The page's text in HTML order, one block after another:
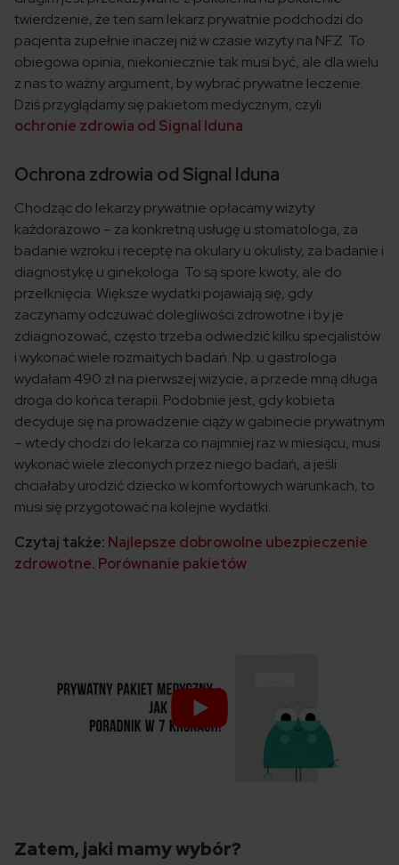
twierdzenie, że ten sam lekarz prywatnie podchodzi do
pacjenta zupełnie inaczej niż w czasie wizyty na NFZ. To
obiegowa opinia, niekoniecznie tak musi być, ale dla wielu
z nas to ważny argument, by wybrać prywatne leczenie.
Dziś przyglądamy się pakietom medycznym, czyli
ochronie zdrowia od Signal Iduna.
Ochrona zdrowia od Signal Iduna
Chodząc do lekarzy prywatnie opłacamy wizyty
każdorazowo – za konkretną usługę u stomatologa, za
badanie wzroku i receptę na okulary u okulisty, za badanie i
diagnostykę u ginekologa. To są spore kwoty, ale do
przełknięcia. Większe wydatki pojawiają się, gdy
zaczynamy odczuwać dolegliwości zdrowotne i by je
zdiagnozować, często trzeba odwiedzić kilku specjalistów
i wykonać wiele rozmaitych badań. Np. u gastrologa
wydałam 490 zł na pierwszej wizycie, a przede mną długa
droga do końca terapii. Podobnie jest, gdy kobieta
decyduje się na prowadzenie ciąży w gabinecie prywatnym
– wtedy chodzi do lekarza co najmniej raz w miesiącu, musi
wykonać wiele zleconych przez niego badań, a jeśli
chciałaby urodzić dziecko w komfortowych warunkach, to
musi się przygotować na kolejne wydatki.
Czytaj także: Najlepsze dobrowolne ubezpieczenie
zdrowotne. Porównanie pakietów
Zatem, jaki mamy wybór?